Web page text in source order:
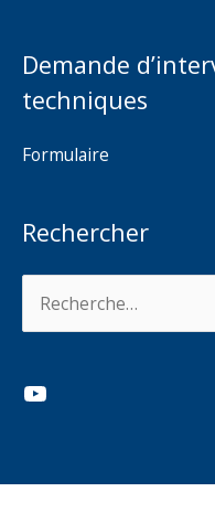
Demande
techniques
Formulaire
Rechercher
YouTube